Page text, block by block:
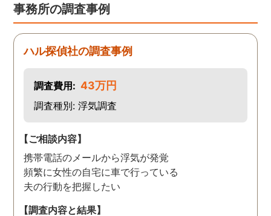
事務所の調査事例
ハル探偵社の調査事例
調査費用: 43万円
調査種別: 浮気調査
【ご相談内容】
携帯電話のメールから浮気が発覚
頻繁に女性の自宅に車で行っている
夫の行動を把握したい
【調査内容と結果】